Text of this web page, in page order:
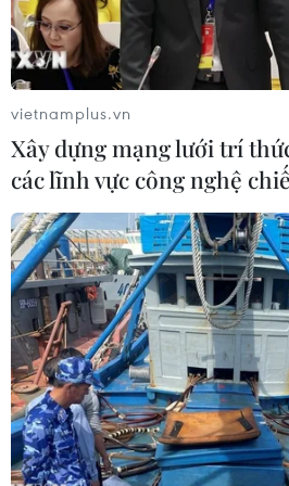
Khu định cư Do Thái Givat Zeev
Ramallah thuộc Khu Bờ Tây
(Nguồn: AFP/
THX/Reuters đưa tin Ngoại
Retno Marsudi ngày 19/11
phủ nước này phản đối
vietnamplus.vn
Xây dựng mạng lưới trí
các lĩnh vực công nghệ